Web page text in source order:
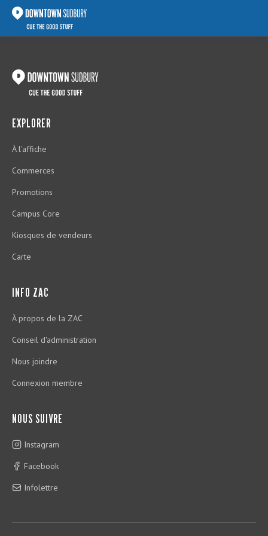
EXPLORER
À l'affiche
Commerces
Promotions
Campus Core
Kiosques de vendeurs
Carte
INFO ZAC
À propos de la ZAC
Conseil d'administration
Nous joindre
Connexion membre
NOUS SUIVRE
Instagram
Facebook
Infolettre